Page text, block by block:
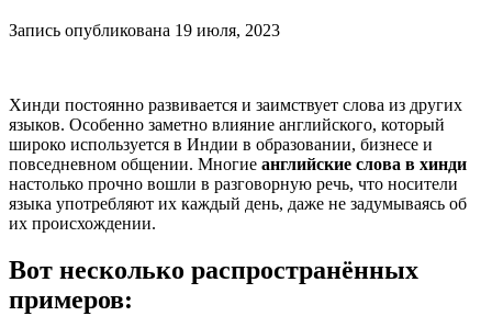
Запись опубликована 19 июля, 2023
Хинди постоянно развивается и заимствует слова из других
языков. Особенно заметно влияние английского, который
широко используется в Индии в образовании, бизнесе и
повседневном общении. Многие английские слова в хинди
настолько прочно вошли в разговорную речь, что носители
языка употребляют их каждый день, даже не задумываясь об
их происхождении.
Вот несколько распространённых
примеров: